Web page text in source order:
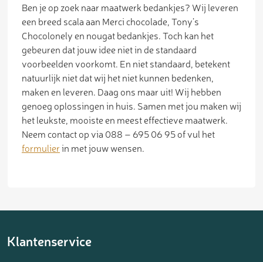
Ben je op zoek naar maatwerk bedankjes? Wij leveren
een breed scala aan Merci chocolade, Tony’s
Chocolonely en nougat bedankjes. Toch kan het
gebeuren dat jouw idee niet in de standaard
voorbeelden voorkomt. En niet standaard, betekent
natuurlijk niet dat wij het niet kunnen bedenken,
maken en leveren. Daag ons maar uit! Wij hebben
genoeg oplossingen in huis. Samen met jou maken wij
het leukste, mooiste en meest effectieve maatwerk.
Neem contact op via 088 – 695 06 95 of vul het
formulierin met jouw wensen.
Klantenservice